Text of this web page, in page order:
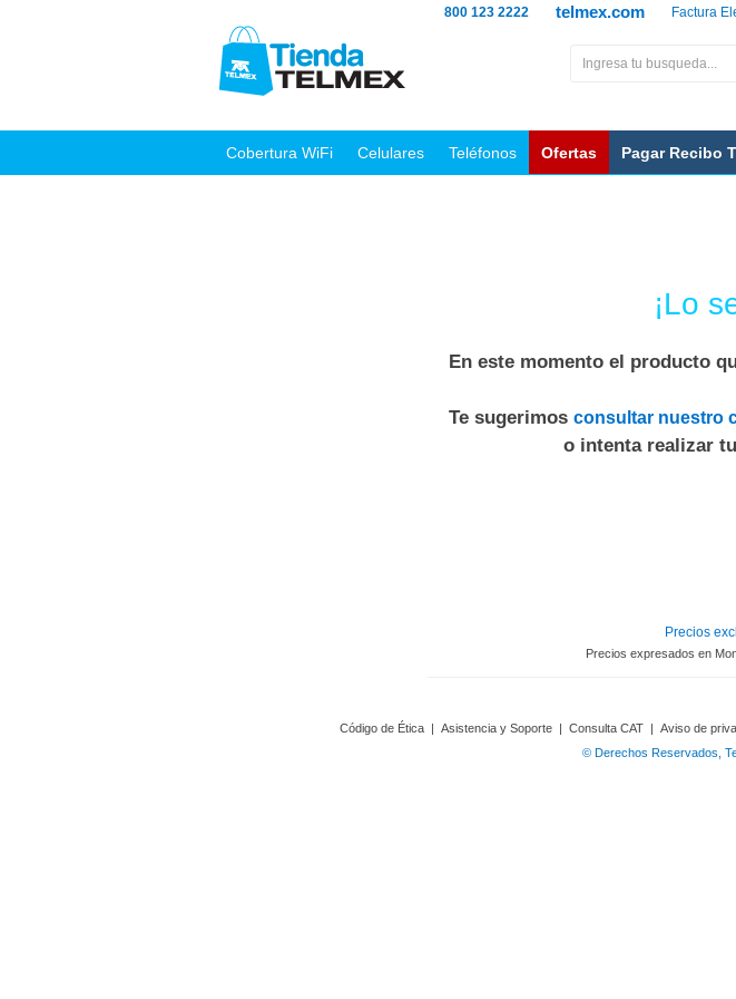
Factura
telmex.com
800 123 2222
Cobertura WiFi Celulares Teléfonos Ofertas Pagar Recibo
¡Lo
En este momento el producto
Te sugerimos consultar nuestro
o intenta realizar
Precios
Precios expresados en
Código de Ética | Asistencia y Soporte | Consulta CAT | Aviso de
© Derechos Reservados,